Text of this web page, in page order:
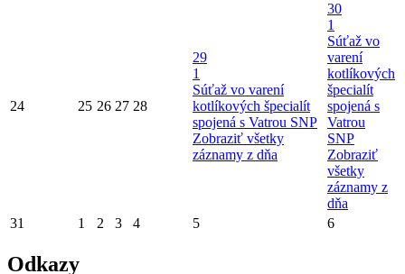
24 25 26 27 28
29
1
Súťaž vo varení
kotlíkových špecialít
spojená s Vatrou SNP
Zobraziť všetky
záznamy z dňa
30
1
Súťaž vo
varení
kotlíkových
špecialít
spojená s
Vatrou
SNP
Zobraziť
všetky
záznamy z
dňa
31
1 2 3 4 5 6
Odkazy